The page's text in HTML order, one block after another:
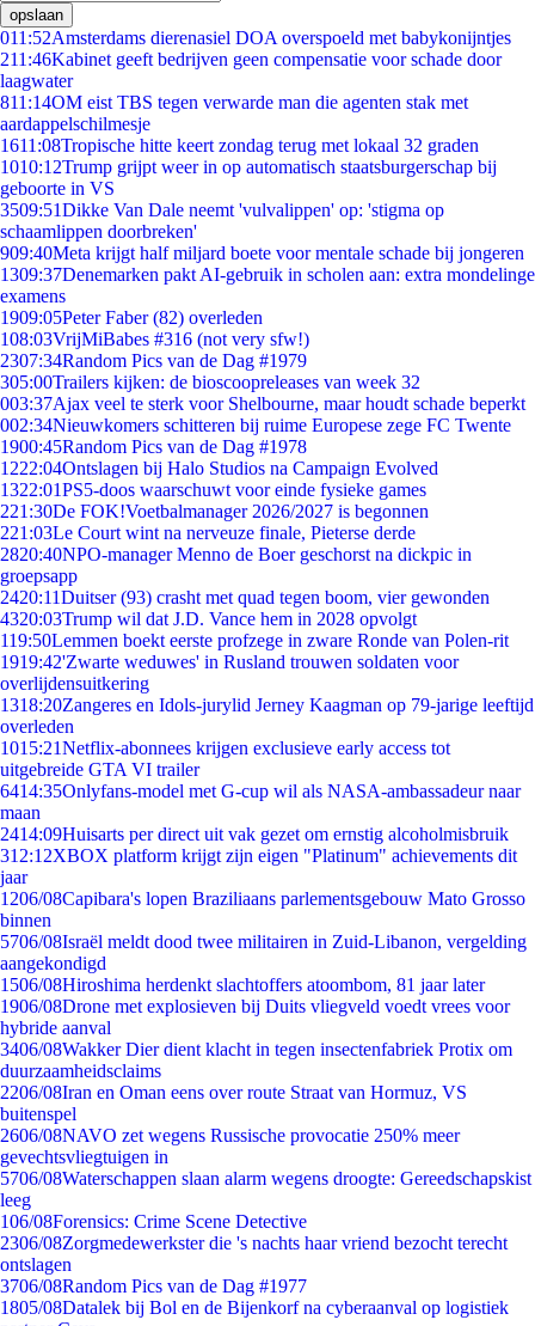
opslaan
011:52Amsterdams dierenasiel DOA overspoeld met babykonijntjes
211:46Kabinet geeft bedrijven geen compensatie voor schade door
laagwater
811:14OM eist TBS tegen verwarde man die agenten stak met
aardappelschilmesje
1611:08Tropische hitte keert zondag terug met lokaal 32 graden
1010:12Trump grijpt weer in op automatisch staatsburgerschap bij
geboorte in VS
3509:51Dikke Van Dale neemt 'vulvalippen' op: 'stigma op
schaamlippen doorbreken'
909:40Meta krijgt half miljard boete voor mentale schade bij jongeren
1309:37Denemarken pakt AI-gebruik in scholen aan: extra mondelinge
examens
1909:05Peter Faber (82) overleden
108:03VrijMiBabes #316 (not very sfw!)
2307:34Random Pics van de Dag #1979
305:00Trailers kijken: de bioscoopreleases van week 32
003:37Ajax veel te sterk voor Shelbourne, maar houdt schade beperkt
002:34Nieuwkomers schitteren bij ruime Europese zege FC Twente
1900:45Random Pics van de Dag #1978
1222:04Ontslagen bij Halo Studios na Campaign Evolved
1322:01PS5-doos waarschuwt voor einde fysieke games
221:30De FOK!Voetbalmanager 2026/2027 is begonnen
221:03Le Court wint na nerveuze finale, Pieterse derde
2820:40NPO-manager Menno de Boer geschorst na dickpic in
groepsapp
2420:11Duitser (93) crasht met quad tegen boom, vier gewonden
4320:03Trump wil dat J.D. Vance hem in 2028 opvolgt
119:50Lemmen boekt eerste profzege in zware Ronde van Polen-rit
1919:42'Zwarte weduwes' in Rusland trouwen soldaten voor
overlijdensuitkering
1318:20Zangeres en Idols-jurylid Jerney Kaagman op 79-jarige leeftijd
overleden
1015:21Netflix-abonnees krijgen exclusieve early access tot
uitgebreide GTA VI trailer
6414:35Onlyfans-model met G-cup wil als NASA-ambassadeur naar
maan
2414:09Huisarts per direct uit vak gezet om ernstig alcoholmisbruik
312:12XBOX platform krijgt zijn eigen "Platinum" achievements dit
jaar
1206/08Capibara's lopen Braziliaans parlementsgebouw Mato Grosso
binnen
5706/08Israël meldt dood twee militairen in Zuid-Libanon, vergelding
aangekondigd
1506/08Hiroshima herdenkt slachtoffers atoombom, 81 jaar later
1906/08Drone met explosieven bij Duits vliegveld voedt vrees voor
hybride aanval
3406/08Wakker Dier dient klacht in tegen insectenfabriek Protix om
duurzaamheidsclaims
2206/08Iran en Oman eens over route Straat van Hormuz, VS
buitenspel
2606/08NAVO zet wegens Russische provocatie 250% meer
gevechtsvliegtuigen in
5706/08Waterschappen slaan alarm wegens droogte: Gereedschapskist
leeg
106/08Forensics: Crime Scene Detective
2306/08Zorgmedewerkster die 's nachts haar vriend bezocht terecht
ontslagen
3706/08Random Pics van de Dag #1977
1805/08Datalek bij Bol en de Bijenkorf na cyberaanval op logistiek